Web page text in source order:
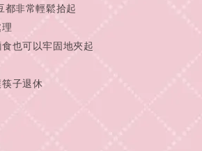
都非常輕鬆拾起
也可以牢固地夾起
子退休